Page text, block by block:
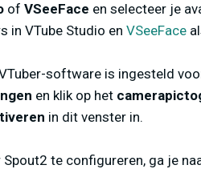
of VSeeFace en selecteer je
in VTube Studio en VSeeFace
software is ingesteld
en klik op het
in dit venster in.
Spout2 te configureren, ga je